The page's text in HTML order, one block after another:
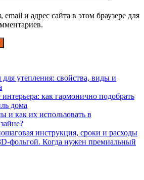
и адрес сайта в этом браузере для
утепления: свойства, виды и
как гармонично подобрать
дома
и как их использовать в
инструкция, сроки и расходы
фольгой. Когда нужен премиальный